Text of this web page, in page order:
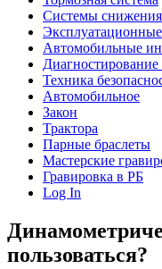
Системы снижения
Автомобильные
Техника
Автомобильное
Закон
Трактора
Парные браслеты
Мастерские
Гравировка в РБ
Log In
пользоваться?